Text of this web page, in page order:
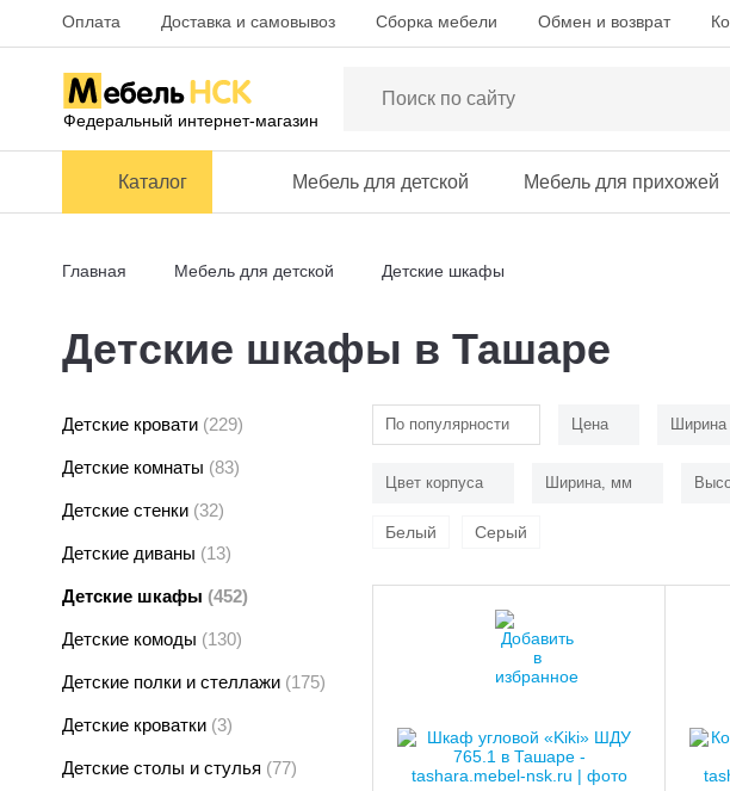
Оплата Доставка и самовывоз Сборка мебели Обмен и возврат
Федеральный интернет-магазин
Каталог Мебель для детской Мебель для прихожей
Главная Мебель для детской Детские шкафы
Детские шкафы в Ташаре
Детские кровати (229)
Детские комнаты (83)
Детские стенки (32)
Детские диваны (13)
Детские шкафы (452)
Детские комоды (130)
Детские полки и стеллажи (175)
Детские кроватки (3)
Детские столы и стулья (77)
По популярности Цена Ширина
Цвет корпуса Ширина, мм
Белый Серый